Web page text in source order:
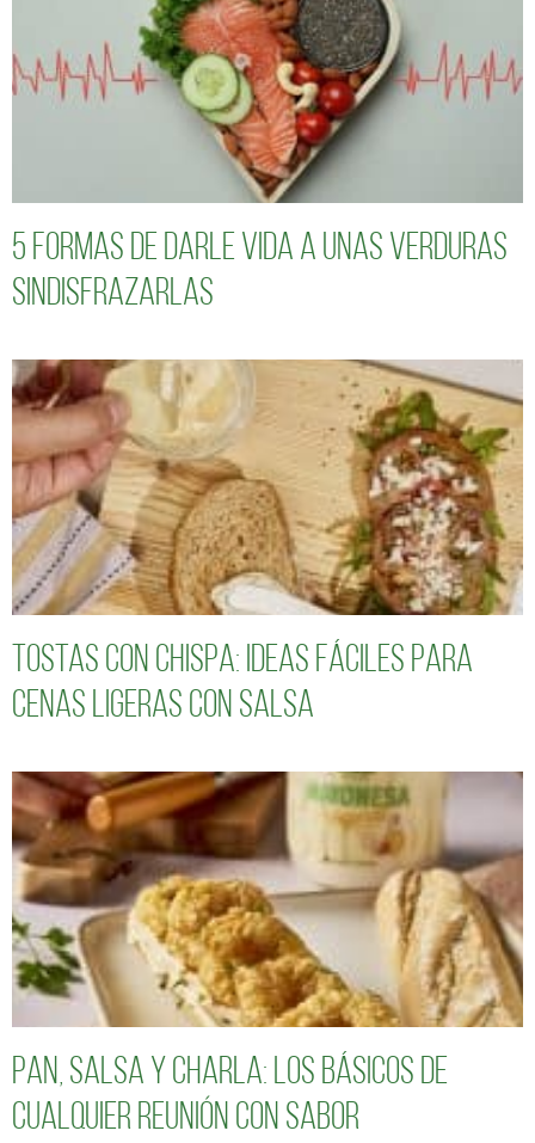
5 formas de darle vida a unas verduras
sindisfrazarlas
Tostas con chispa: ideas fáciles para
cenas ligeras con salsa
Pan, salsa y charla: los básicos de
cualquier reunión con sabor